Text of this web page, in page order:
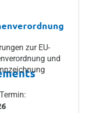
zur EU-
und